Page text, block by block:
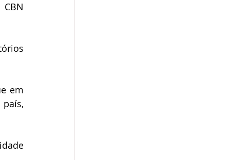
em